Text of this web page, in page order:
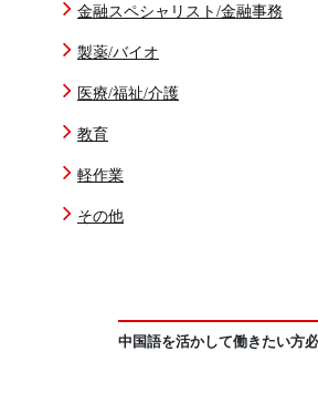
金融スペシャリスト/金融事務
製薬/バイオ
医療/福祉/介護
教育
軽作業
その他
中国語を活かして働きたい方